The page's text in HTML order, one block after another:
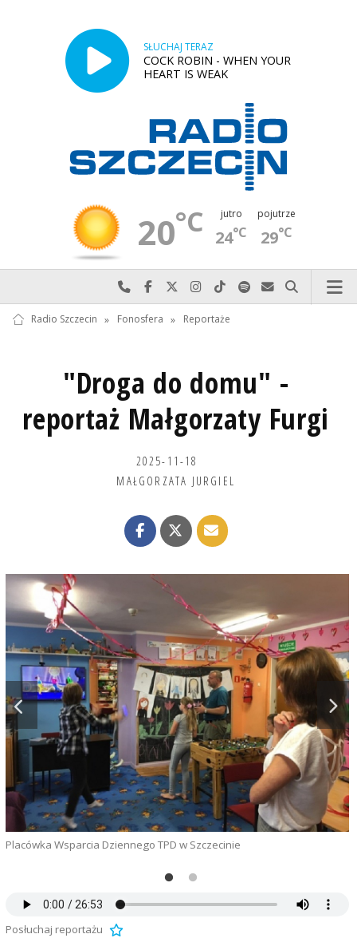
SŁUCHAJ TERAZ
COCK ROBIN - WHEN YOUR
HEART IS WEAK
20°C jutro
24°C
pojutrze
29°C
Najlepiej po prostu do nas zadzwoń
Odwiedź nas na Facebook-u
Odwiedź nas na X
Odwiedź nas na Instagram-ie
Odwiedź nas na TikTok-u
Szukaj nas na Spotify
Wyślij do nas
Szukaj
Radio Szczecin » Fonosfera » Reportaże
"Droga do domu" -
reportaż Małgorzaty Furgi
2025-11-18
MAŁGORZATA JURGIEL
Placówka Wsparcia Dziennego TPD w Szczecinie
Posłuchaj reportażu